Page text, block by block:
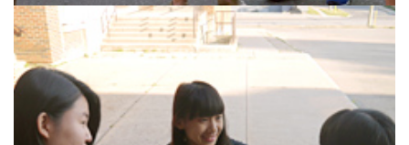
海外に住む中学生の方へ
スクールガイド
上級学校訪問
中学校の先生方へ
志願者速報
合格者発表
よくあるご質問